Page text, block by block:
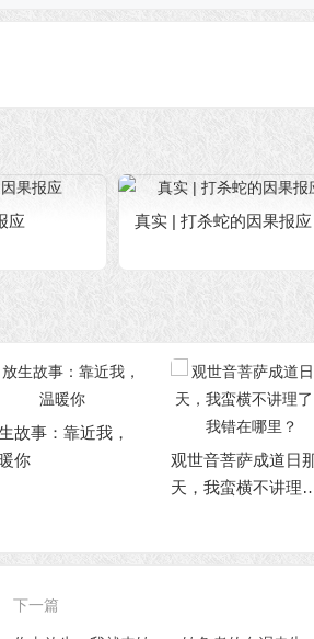
应 真实 | 打杀蛇的因果报应
音菩萨成道日那
放生护生才是真正的
赢家
下一篇